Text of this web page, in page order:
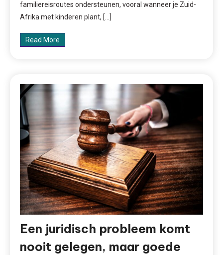
familiereisroutes ondersteunen, vooral wanneer je Zuid-
Afrika met kinderen plant, […]
Read More
Een juridisch probleem komt
nooit gelegen, maar goede